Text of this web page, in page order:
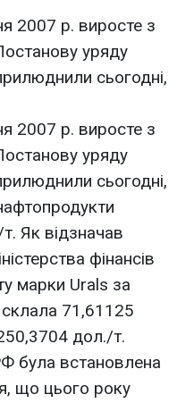
2007 р. виросте з
уряду
сьогодні,
2007 р. виросте з
уряду
сьогодні,
Як відзначав
фінансів
марки Urals за
склала 71,61125
дол./т.
була встановлена
що цього року